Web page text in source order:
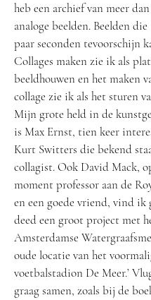
heb een archief van meer
analoge beelden. Beelden
paar seconden tevoorschijn
Collages maken zie ik als plat
beeldhouwen en het maken
collage zie ik als het sturen
Mijn grote held in de
is Max Ernst, tien keer
Kurt Switters die bekend
collagist. Ook David Mack,
moment professor aan de
en een goede vriend, vind ik
deed een groot project met
Amsterdamse
oude locatie van het
voetbalstadion De Meer.’
graag samen, zoals bij de